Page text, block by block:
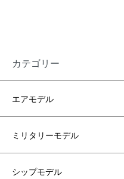
カテゴリー
エアモデル
ミリタリーモデル
シップモデル